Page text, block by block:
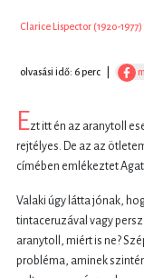
Clarice Lispector (1920-1977)
olvasási idő: 6 perc
Ezt itt én az aranytoll
rejtélyes. De az az
címében emlékeztet
Valaki úgy látta jónak,
tintaceruzával vagy
aranytoll, miért is ne?
probléma, aminek